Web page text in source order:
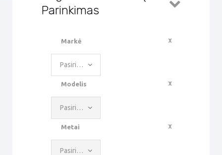
Parinkimas
Markė
Pasirinkti reikšmę
Modelis
Pasirinkti reikšmę
Metai
Pasirinkti reikšmę